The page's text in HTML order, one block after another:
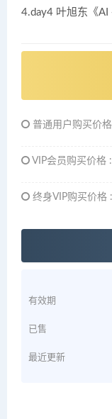
4.day4 叶旭东《
普通用户购买价
VIP会员购买价格 :
终身VIP购买价格 :
有效期
已售
最近更新